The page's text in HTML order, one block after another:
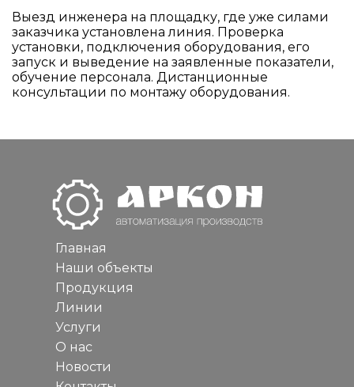
Выезд инженера на площадку, где уже силами
заказчика установлена линия. Проверка
установки, подключения оборудования, его
запуск и выведение на заявленные показатели,
обучение персонала. Дистанционные
консультации по монтажу оборудования.
Главная
Наши объекты
Продукция
Линии
Услуги
О нас
Новости